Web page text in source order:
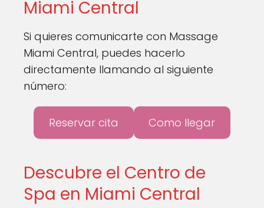
Miami Central
Si quieres comunicarte con Massage
Miami Central, puedes hacerlo
directamente llamando al siguiente
número:
Reservar cita Como llegar
Descubre el Centro de
Spa en Miami Central